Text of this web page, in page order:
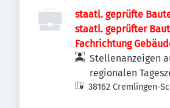
staatl. geprüfte
staatl. geprüfter
Fachrichtung
Stellenanzeigen
regionalen
Anzeigenzeitung
38162 Cremlingen-